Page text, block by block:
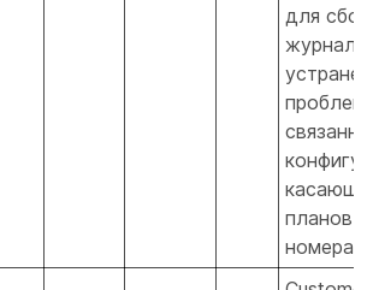
для
проблем,
планов
номера